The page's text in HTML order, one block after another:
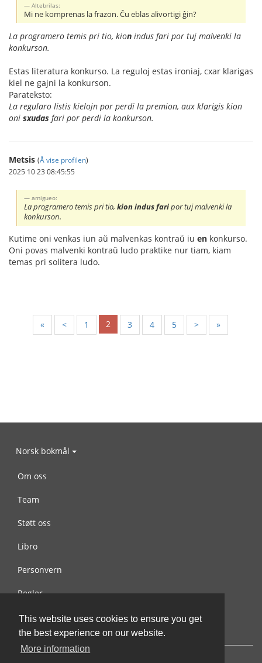
This website uses cookies to ensure you get
the best experience on our website.
More information
Altebrilas:
Mi ne komprenas la frazon. Ĉu eblas alivortigi ĝin?
La programero temis pri tio, kion indus fari por tuj malvenki la
konkurson.
Estas literatura konkurso. La reguloj estas ironiaj, cxar klarigas
kiel ne gajni la konkurson.
Parateksto:
La regularo listis kielojn por perdi la premion, aux klarigis kion
oni sxudas fari por perdi la konkurson.
Metsis (Å vise profilen)
2025 10 23 08:45:55
amigueo:
La programero temis pri tio,kion indus faripor tuj malvenki la
konkurson.
Kutime oni venkas iun aŭ malvenkas kontraŭ iu en konkurso.
Oni povas malvenki kontraŭ ludo praktike nur tiam, kiam
temas pri solitera ludo.
« < 1 2 3 4 5 > »
Norsk bokmål
Om oss
Team
Støtt oss
Libro
Personvern
Regler
Kontakt oss